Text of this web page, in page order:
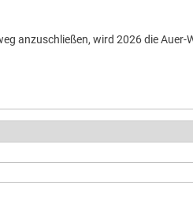
anzuschließen, wird 2026 die Auer-